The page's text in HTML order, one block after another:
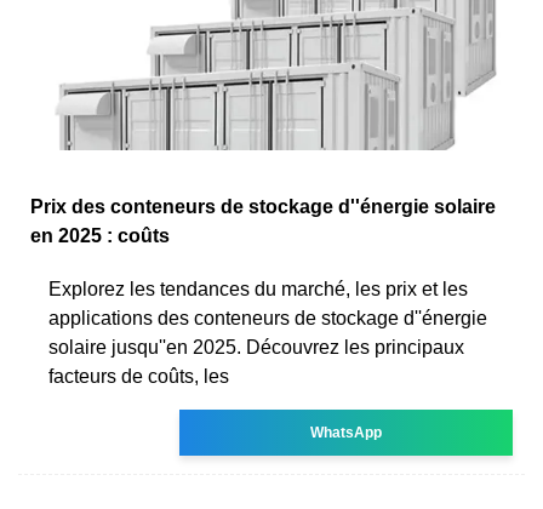
Prix des conteneurs de stockage d''énergie solaire
en 2025 : coûts
Explorez les tendances du marché, les prix et les
applications des conteneurs de stockage d''énergie
solaire jusqu''en 2025. Découvrez les principaux
facteurs de coûts, les
WhatsApp